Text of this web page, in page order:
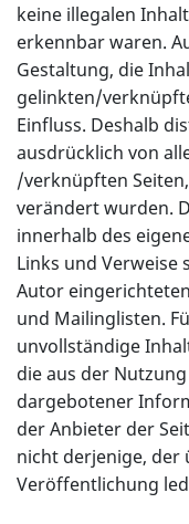
keine illegalen
erkennbar waren.
Gestaltung, die
gelinkten/
Einfluss. Deshalb
ausdrücklich von
/verknüpften
verändert wurden.
innerhalb des
Links und Verweise
Autor
und Mailinglisten.
unvollständige
die aus der
dargebotener
der Anbieter der
nicht derjenige, der
Veröffentlichung